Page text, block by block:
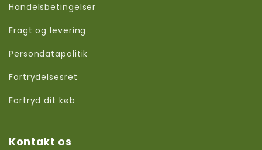
Handelsbetingelser
Fragt og levering
Persondatapolitik
Fortrydelsesret
Fortryd dit køb
Kontakt os